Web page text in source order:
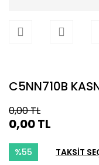
C5NN710B
0,00 TL
0,00 TL
%55 TAKSİT